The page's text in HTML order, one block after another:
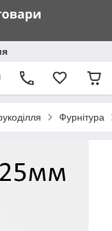
Фурнітура